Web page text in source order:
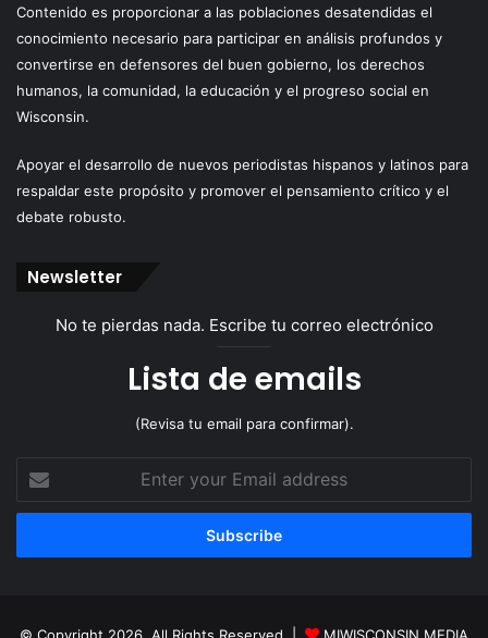
Contenido es proporcionar a las poblaciones desatendidas el
conocimiento necesario para participar en análisis profundos y
convertirse en defensores del buen gobierno, los derechos
humanos, la comunidad, la educación y el progreso social en
Wisconsin.
Apoyar el desarrollo de nuevos periodistas hispanos y latinos para
respaldar este propósito y promover el pensamiento crítico y el
debate robusto.
Newsletter
No te pierdas nada. Escribe tu correo electrónico
Lista de emails
(Revisa tu email para confirmar).
your
Email
© Copyright 2026, All Rights Reserved | MIWISCONSIN MEDIA